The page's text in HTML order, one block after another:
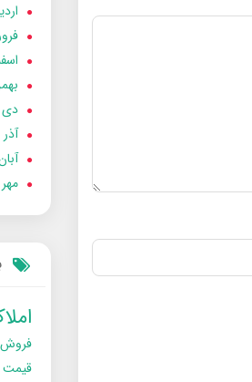
بهمن
دی 1402
آذر 1402
آبان
مهر 1402
فروش
قیمت